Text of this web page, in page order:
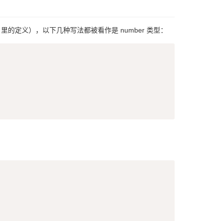
定义），以下几种写法都被看作是 number 类型：